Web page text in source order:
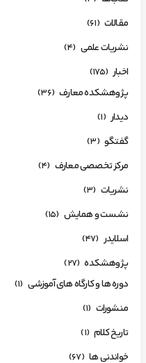
مقالات (61)
نشریات علمی (4)
اخبار (175)
پژوهشکده معارف (36)
دیدار (1)
گفتگو (3)
مرکز تخصصی معارف (4)
نشریات (3)
نشست و همایش (15)
اسلایدر (47)
پژوهشکده (27)
دوره ها و کارگاه های آموزشی (1)
منشورات (1)
تاریخ کلام (1)
خواندنی ها (67)